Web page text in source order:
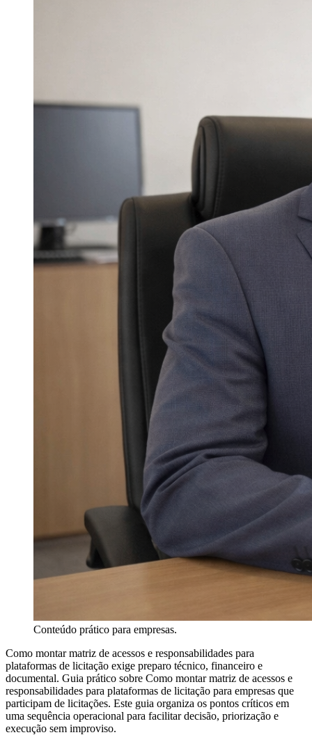
Conteúdo prático para empresas.
Como montar matriz de acessos e responsabilidades para
plataformas de licitação exige preparo técnico, financeiro e
documental. Guia prático sobre Como montar matriz de acessos e
responsabilidades para plataformas de licitação para empresas que
participam de licitações. Este guia organiza os pontos críticos em
uma sequência operacional para facilitar decisão, priorização e
execução sem improviso.